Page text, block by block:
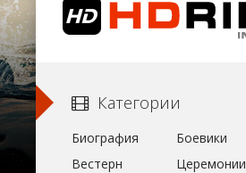
Категории
Биография
Боевики
Вестерн
Церемонии